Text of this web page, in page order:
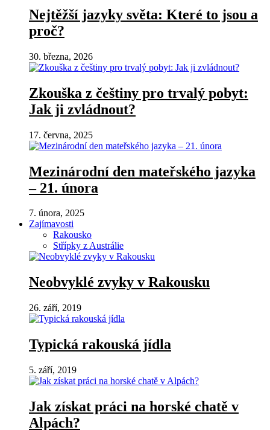
Nejtěžší jazyky světa: Které to jsou a
proč?
30. března, 2026
Zkouška z češtiny pro trvalý pobyt:
Jak ji zvládnout?
17. června, 2025
Mezinárodní den mateřského jazyka
– 21. února
7. února, 2025
Zajímavosti
Rakousko
Střípky z Austrálie
Neobvyklé zvyky v Rakousku
26. září, 2019
Typická rakouská jídla
5. září, 2019
Jak získat práci na horské chatě v
Alpách?